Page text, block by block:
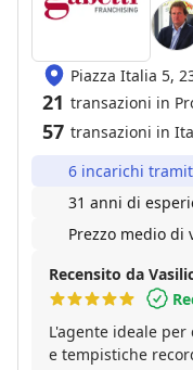
percorso con serenità. Consiglio
agenzia a
con la certezza di
professionisti.
Piazza Italia 5,
21 transazioni in
57 transazioni in
6 incarichi
31 anni di
Prezzo medio di
Recensito da
L'agente ideale
e tempistiche